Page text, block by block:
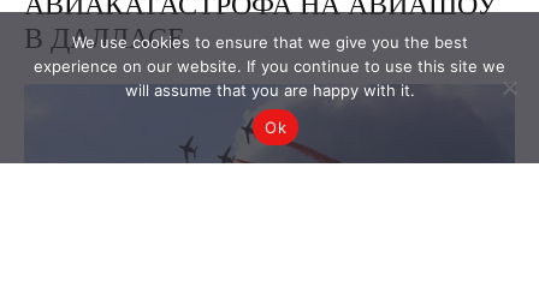
We use cookies to ensure that we give you the best
experience on our website. If you continue to use this site we
will assume that you are happy with it.
Ok